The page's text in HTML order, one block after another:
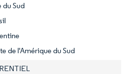
du Sud
de l'Amérique du Sud